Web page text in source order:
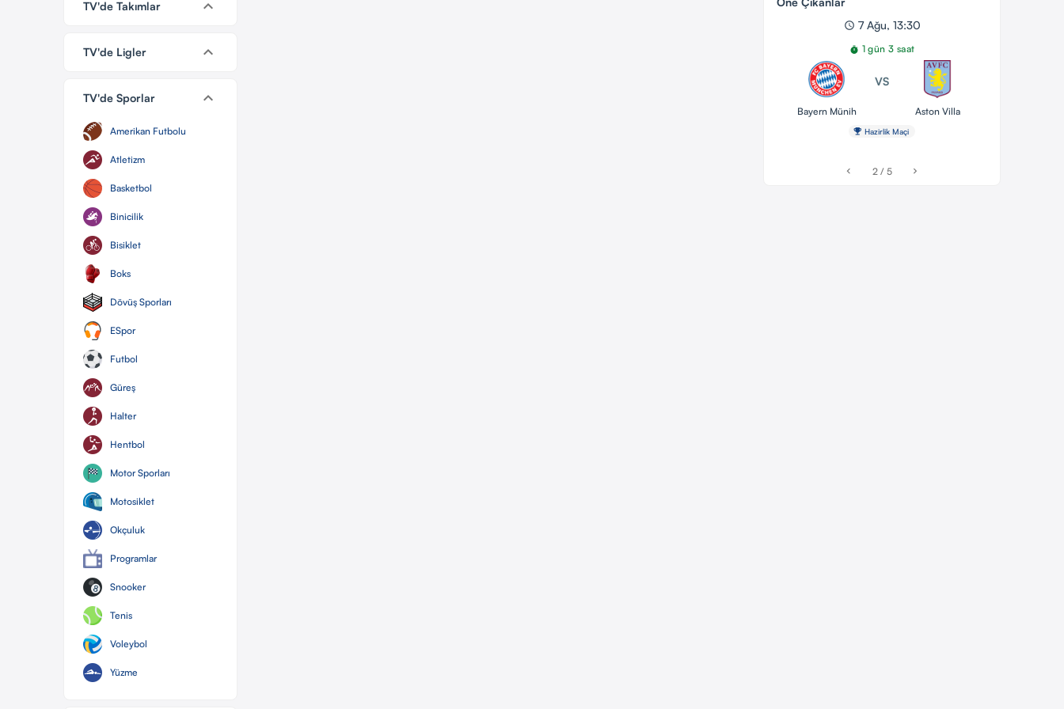
TV'de Takımlar keyboard_arrow_down
TV'de Ligler keyboard_arrow_down
TV'de Sporlar keyboard_arrow_down
Amerikan Futbolu
Atletizm
Basketbol
Binicilik
Bisiklet
Boks
Dövüş Sporları
ESpor
Futbol
Güreş
Halter
Hentbol
Motor Sporları
Motosiklet
Okçuluk
Programlar
Snooker
Tenis
Voleybol
Yüzme
schedule 7 Ağu, 13:30
timer 1 gün 3 saat
Bayern Münih
VS
Aston Villa
emoji_events Hazirlik Maçi
chevron_left 2 / 5 chevron_right